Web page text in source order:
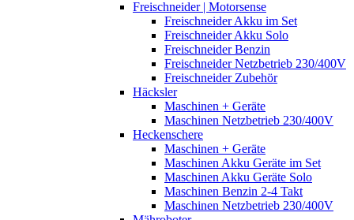
Freischneider | Motorsense
Freischneider Akku im Set
Freischneider Akku Solo
Freischneider Benzin
Freischneider Netzbetrieb 230/400V
Freischneider Zubehör
Häcksler
Maschinen + Geräte
Maschinen Netzbetrieb 230/400V
Heckenschere
Maschinen + Geräte
Maschinen Akku Geräte im Set
Maschinen Akku Geräte Solo
Maschinen Benzin 2-4 Takt
Maschinen Netzbetrieb 230/400V